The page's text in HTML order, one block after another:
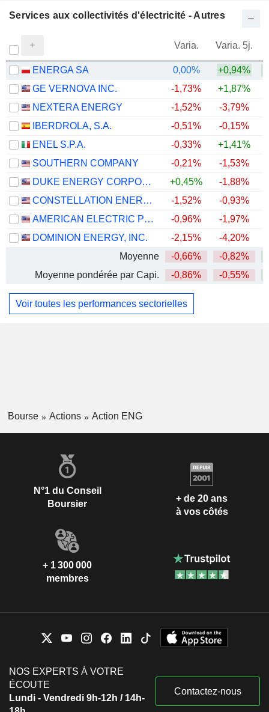
Services aux collectivités d'électricité - Autres
Varia. Varia. 5j.
ENERGA SA 0,00% +0,94%
GE VERNOVA INC.
-1,73% +1,87%
NEXTERA ENERGY
-1,52% -3,79%
IBERDROLA, S.A.
-0,51% -0,15%
ENEL S.P.A.
-0,33% +1,41%
SOUTHERN COMPANY
-0,21% -1,53%
DUKE ENERGY CORPORATION
+0,45% -1,88%
CONSTELLATION ENERGY CORPORATION
-1,52% -0,93%
AMERICAN ELECTRIC POWER COMPANY, INC.
-0,96% -1,97%
DOMINION ENERGY, INC.
-2,15% -4,20%
Moyenne
-0,66% -0,82%
Moyenne pondérée par Capi.
-0,86% -0,55%
Voir toutes les performances sectorielles
Bourse Actions Action ENG
N°1 du Conseil
Boursier
+ de 20 ans
à vos côtés
+ 1 300 000
membres
NOS EXPERTS À VOTRE
ÉCOUTE
Lundi - Vendredi 9h-12h / 14h-
Contactez-nous